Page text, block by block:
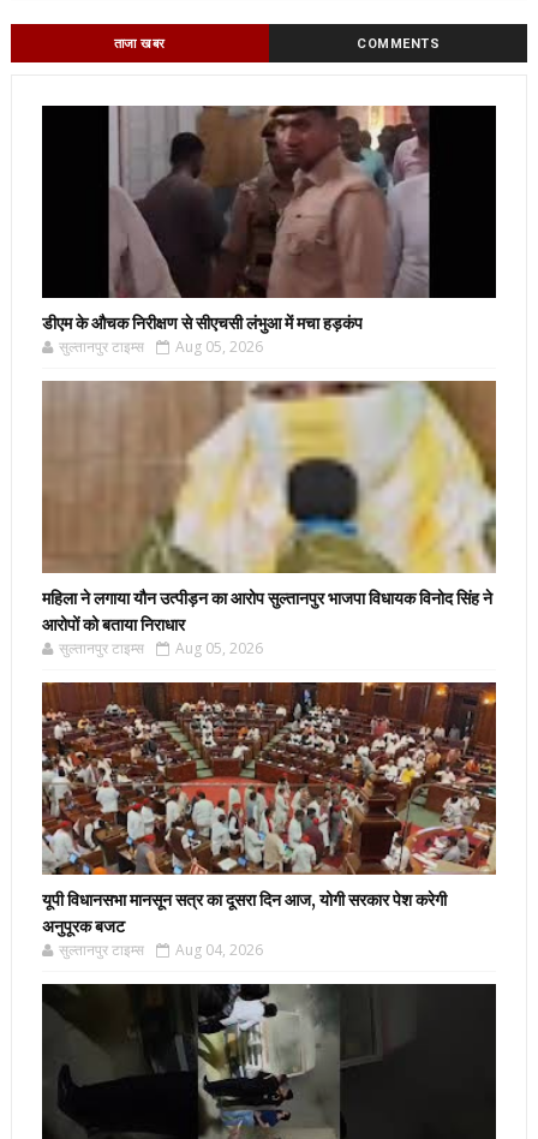
ताजा खबर COMMENTS
डीएम के औचक निरीक्षण से सीएचसी लंभुआ में मचा हड़कंप
सुल्तानपुर टाइम्स Aug 05, 2026
महिला ने लगाया यौन उत्पीड़न का आरोप सुल्तानपुर भाजपा विधायक विनोद सिंह ने
आरोपों को बताया निराधार
सुल्तानपुर टाइम्स Aug 05, 2026
यूपी विधानसभा मानसून सत्र का दूसरा दिन आज, योगी सरकार पेश करेगी
अनुपूरक बजट
सुल्तानपुर टाइम्स Aug 04, 2026